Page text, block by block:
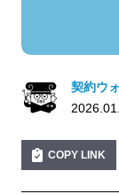
契約ウ
COPY LINK